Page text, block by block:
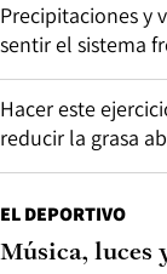
Precipitaciones y
sentir el sistema
Hacer este
reducir la grasa
EL DEPORTIVO
Música, luces